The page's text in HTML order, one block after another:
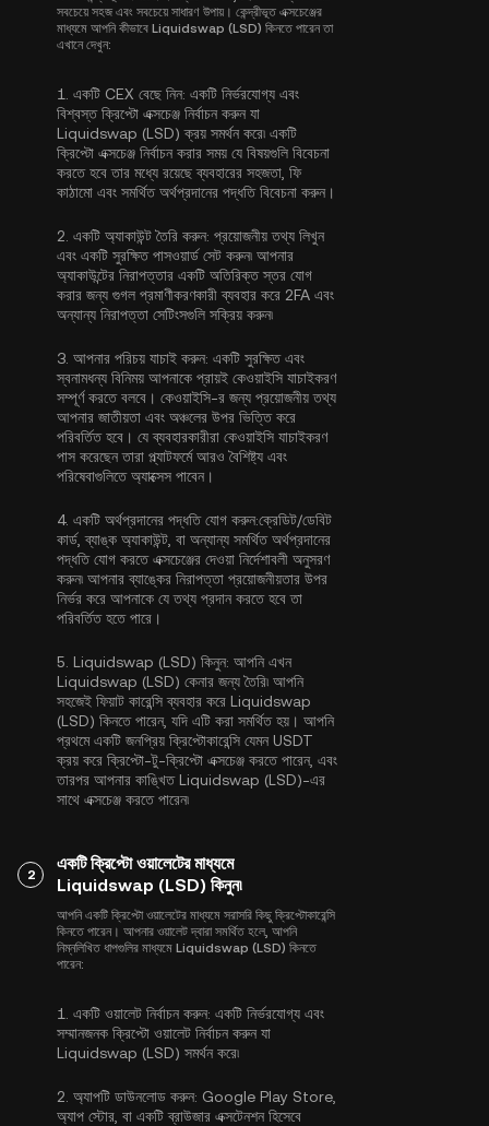
সবচেয়ে সহজ এবং সবচেয়ে সাধারণ উপায়। কেন্দ্রীভূত এক্সচেঞ্জের
মাধ্যমে আপনি কীভাবে Liquidswap (LSD) কিনতে পারেন তা
এখানে দেখুন:
1. একটি CEX বেছে নিন: একটি নির্ভরযোগ্য এবং
বিশ্বস্ত ক্রিপ্টো এক্সচেঞ্জ নির্বাচন করুন যা
Liquidswap (LSD) ক্রয় সমর্থন করে৷ একটি
ক্রিপ্টো এক্সচেঞ্জ নির্বাচন করার সময় যে বিষয়গুলি বিবেচনা
করতে হবে তার মধ্যে রয়েছে ব্যবহারের সহজতা, ফি
কাঠামো এবং সমর্থিত অর্থপ্রদানের পদ্ধতি বিবেচনা করুন।
2. একটি অ্যাকাউন্ট তৈরি করুন: প্রয়োজনীয় তথ্য লিখুন
এবং একটি সুরক্ষিত পাসওয়ার্ড সেট করুন৷ আপনার
অ্যাকাউন্টের নিরাপত্তার একটি অতিরিক্ত স্তর যোগ
করার জন্য গুগল প্রমাণীকরণকারী ব্যবহার করে 2FA এবং
অন্যান্য নিরাপত্তা সেটিংসগুলি সক্রিয় করুন৷
3. আপনার পরিচয় যাচাই করুন: একটি সুরক্ষিত এবং
স্বনামধন্য বিনিময় আপনাকে প্রায়ই কেওয়াইসি যাচাইকরণ
সম্পূর্ণ করতে বলবে। কেওয়াইসি-র জন্য প্রয়োজনীয় তথ্য
আপনার জাতীয়তা এবং অঞ্চলের উপর ভিত্তি করে
পরিবর্তিত হবে। যে ব্যবহারকারীরা কেওয়াইসি যাচাইকরণ
পাস করেছেন তারা প্ল্যাটফর্মে আরও বৈশিষ্ট্য এবং
পরিষেবাগুলিতে অ্যাক্সেস পাবেন।
4. একটি অর্থপ্রদানের পদ্ধতি যোগ করুন:ক্রেডিট/ডেবিট
কার্ড, ব্যাঙ্ক অ্যাকাউন্ট, বা অন্যান্য সমর্থিত অর্থপ্রদানের
পদ্ধতি যোগ করতে এক্সচেঞ্জের দেওয়া নির্দেশাবলী অনুসরণ
করুন৷ আপনার ব্যাঙ্কের নিরাপত্তা প্রয়োজনীয়তার উপর
নির্ভর করে আপনাকে যে তথ্য প্রদান করতে হবে তা
পরিবর্তিত হতে পারে।
5. Liquidswap (LSD) কিনুন: আপনি এখন
Liquidswap (LSD) কেনার জন্য তৈরি৷ আপনি
সহজেই ফিয়াট কারেন্সি ব্যবহার করে Liquidswap
(LSD) কিনতে পারেন, যদি এটি করা সমর্থিত হয়। আপনি
প্রথমে একটি জনপ্রিয় ক্রিপ্টোকারেন্সি যেমনUSDT
ক্রয় করে ক্রিপ্টো-টু-ক্রিপ্টো এক্সচেঞ্জ করতে পারেন, এবং
তারপর আপনার কাঙ্খিত Liquidswap (LSD)-এর
সাথে এক্সচেঞ্জ করতে পারেন৷
2
একটি ক্রিপ্টো ওয়ালেটের মাধ্যমে
Liquidswap (LSD) কিনুন৷
আপনি একটি ক্রিপ্টো ওয়ালেটের মাধ্যমে সরাসরি কিছু ক্রিপ্টোকারেন্সি
কিনতে পারেন। আপনার ওয়ালেট দ্বারা সমর্থিত হলে, আপনি
নিম্নলিখিত ধাপগুলির মাধ্যমে Liquidswap (LSD) কিনতে
পারেন:
1. একটি ওয়ালেট নির্বাচন করুন: একটি নির্ভরযোগ্য এবং
সম্মানজনক ক্রিপ্টো ওয়ালেট নির্বাচন করুন যা
Liquidswap (LSD) সমর্থন করে৷
2. অ্যাপটি ডাউনলোড করুন: Google Play Store,
অ্যাপ স্টোর, বা একটি ব্রাউজার এক্সটেনশন হিসেবে